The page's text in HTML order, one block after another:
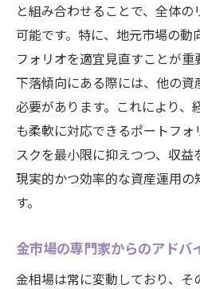
と組み合わせることで、全体
可能です。特に、地元市場の動
フォリオを適宜見直すことが
下落傾向にある際には、他の
必要があります。これにより、
も柔軟に対応できるポートフォ
スクを最小限に抑えつつ、収益
現実的かつ効率的な資産運用
す。
金市場の専門家からのアドバ
金相場は常に変動しており、